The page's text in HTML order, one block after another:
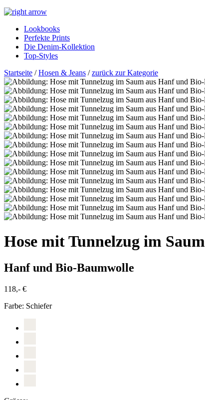
Lookbooks
Perfekte Prints
Die Denim-Kollektion
Top-Styles
Startseite /Hosen & Jeans /zurück zur Kategorie
Hose mit Tunnelzug im Saum
Hanf und Bio-Baumwolle
118,- €
Farbe: Schiefer